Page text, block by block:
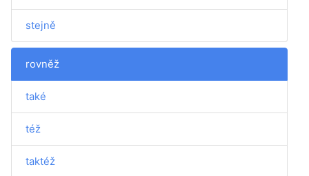
stejně
rovněž
také
též
taktéž